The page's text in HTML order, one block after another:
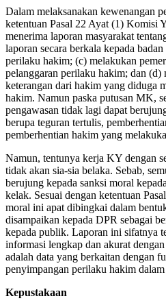
Dalam melaksanakan kewenangan
ketentuan Pasal 22 Ayat (1) Komisi
menerima laporan masyarakat
laporan secara berkala kepada
perilaku hakim; (c) melakukan
pelanggaran perilaku hakim; dan (d)
keterangan dari hakim yang diduga
hakim. Namun paska putusan MK,
pengawasan tidak lagi dapat
berupa teguran tertulis,
pemberhentian hakim yang
Namun, tentunya kerja KY dengan
tidak akan sia-sia belaka. Sebab,
berujung kepada sanksi moral
kelak. Sesuai dengan ketentuan
moral ini apat dibingkai dalam
disampaikan kepada DPR sebagai
kepada publik. Laporan ini sifatnya
informasi lengkap dan akurat
adalah data yang berkaitan dengan
penyimpangan perilaku hakim
Kepustakaan